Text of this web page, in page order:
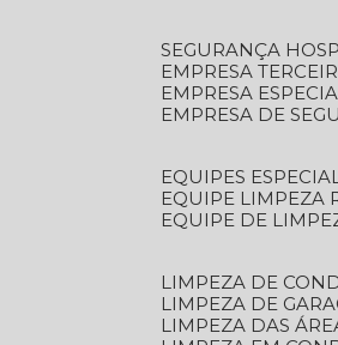
SEGURANÇA
EMPRESA
EMPRESA
EMPRESA DE
EQUIPES
EQUIPE LIMPEZA
EQUIPE DE
LIMPEZA DE
LIMPEZA DE
LIMPEZA DAS